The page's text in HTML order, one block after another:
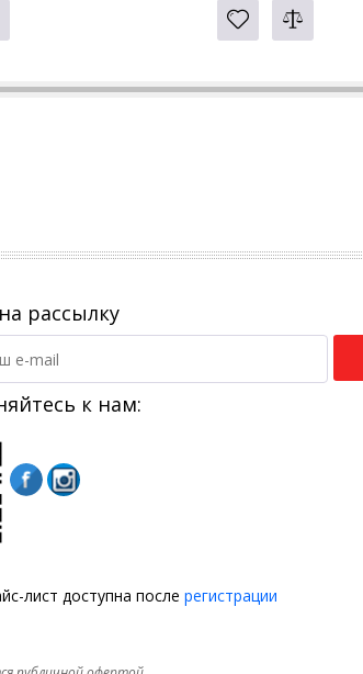
рассылку
к нам:
лист доступна после регистрации